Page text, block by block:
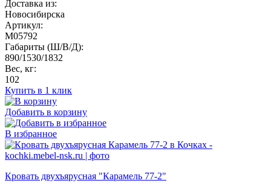
Доставка из:
Новосибирска
Артикул:
M05792
Габариты (Ш/В/Д):
890/1530/1832
Вес, кг:
102
Купить в 1 клик
Добавить в корзину
В избранное
Кровать двухъярусная "Карамель 77-2"